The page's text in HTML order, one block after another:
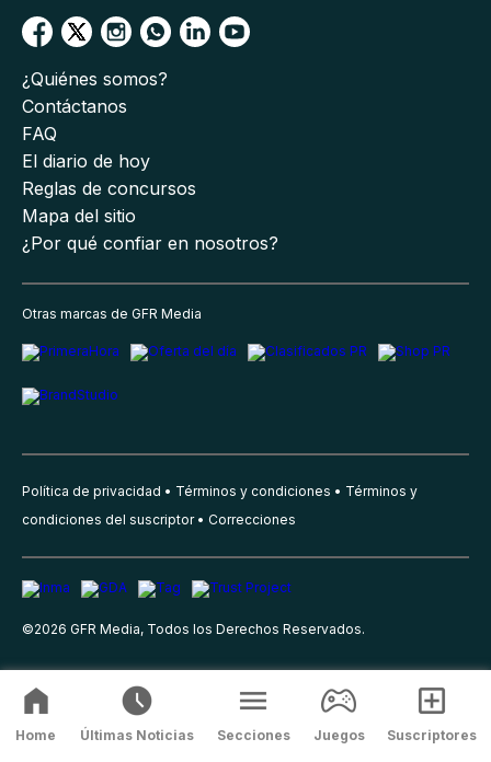
¿Quiénes somos?
Contáctanos
FAQ
El diario de hoy
Reglas de concursos
Mapa del sitio
¿Por qué confiar en nosotros?
Otras marcas de GFR Media
Política de privacidad Términos y condiciones
Términos y
condiciones del suscriptor
Correcciones
©2026 GFR Media, Todos los Derechos Reservados.
Home Últimas Noticias Secciones Juegos Suscriptores